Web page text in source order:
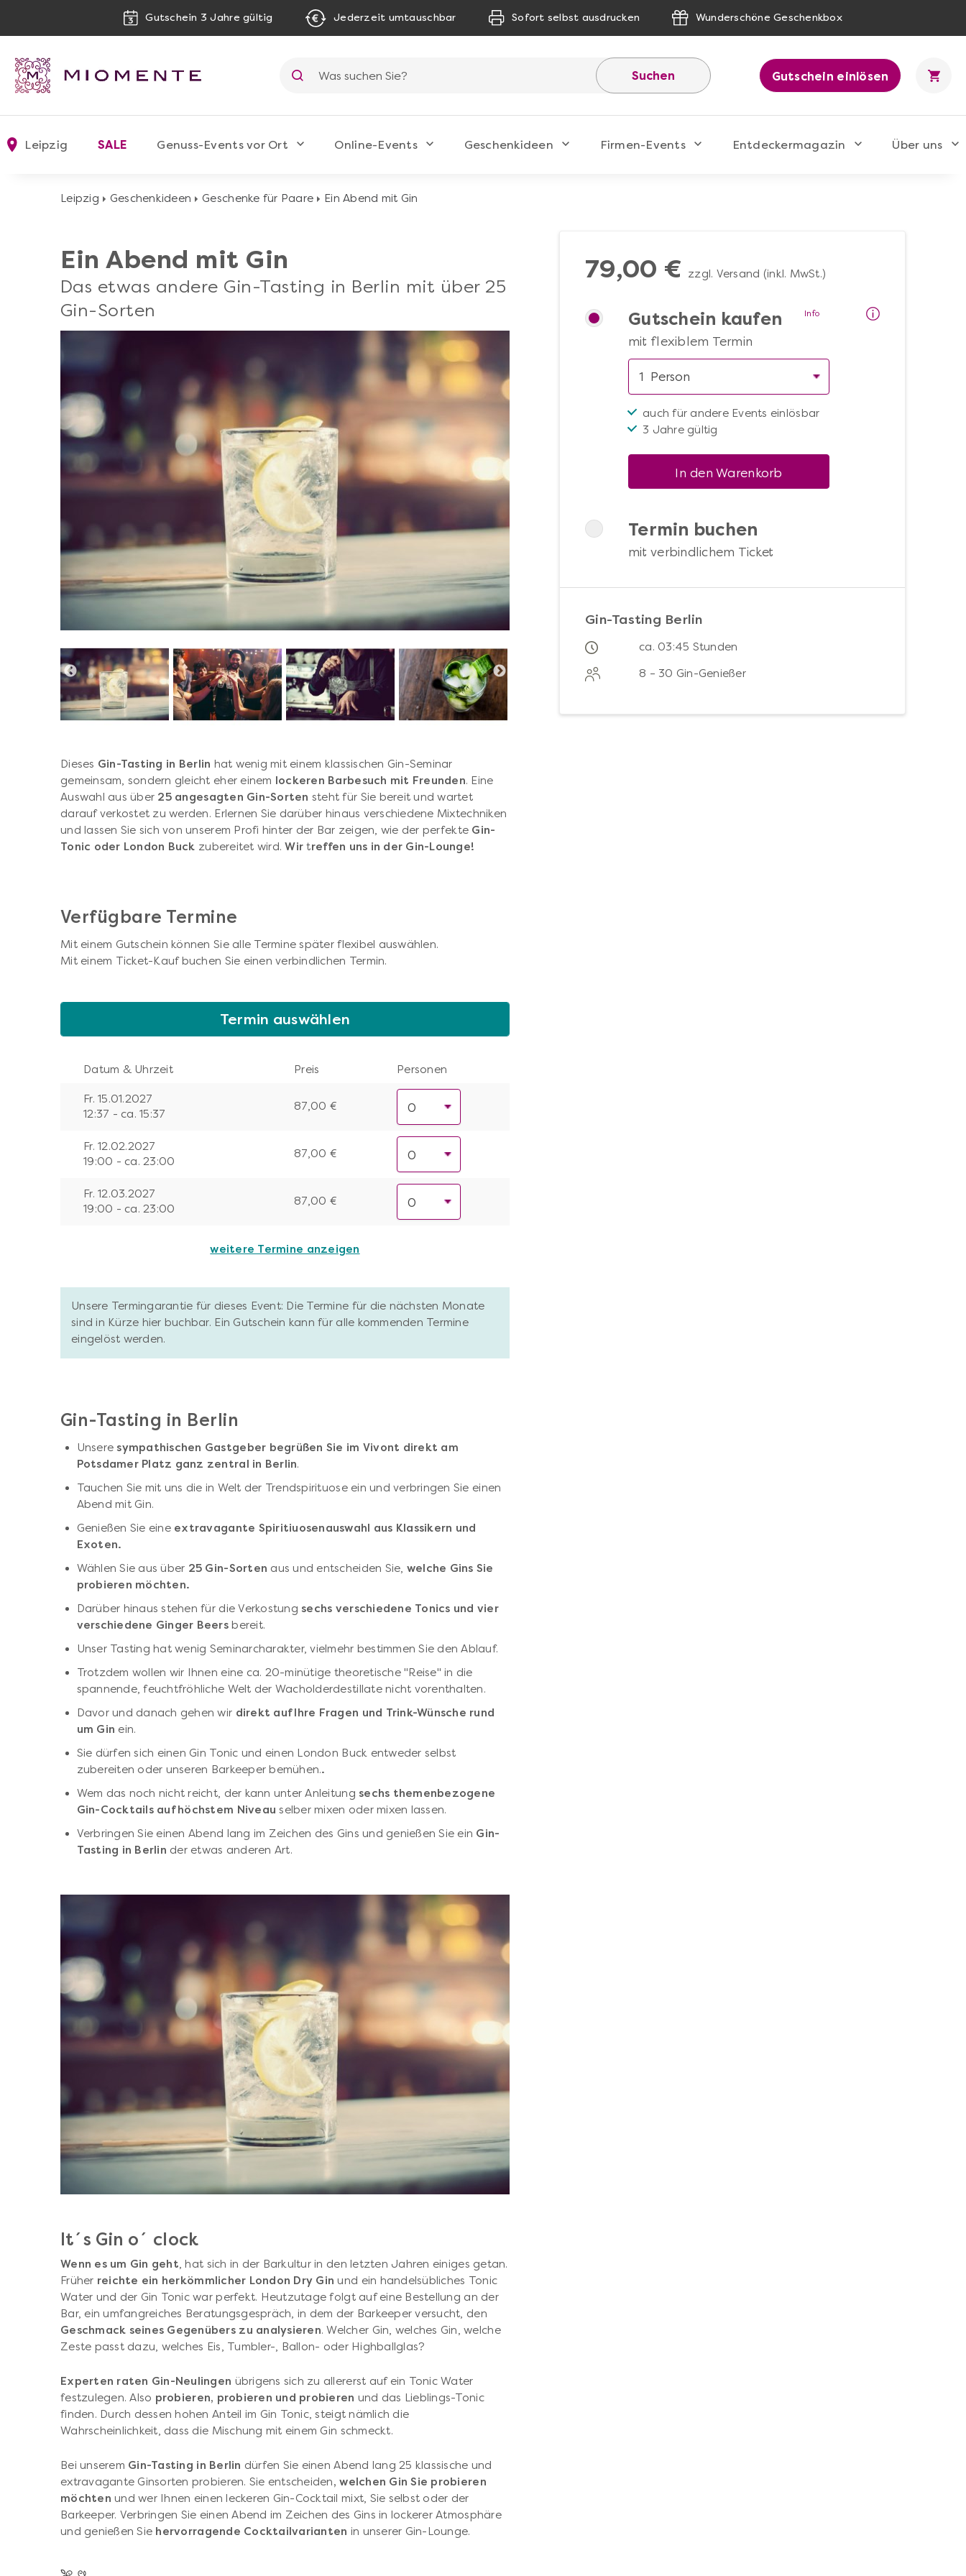
Gutschein 3 Jahre gültig Jederzeit umtauschbar Sofort selbst ausdrucken Wunderschöne Geschenkbox
Suchen Gutschein einlösen
Leipzig SALE Genuss-Events vor Ort Online-Events Geschenkideen Firmen-Events Entdeckermagazin Über uns
Leipzig Geschenkideen Geschenke für Paare Ein Abend mit Gin
Ein Abend mit Gin
Das etwas andere Gin-Tasting in Berlin mit über 25
Gin-Sorten
Dieses Gin-Tasting in Berlin hat wenig mit einem klassischen Gin-Seminar
gemeinsam, sondern gleicht eher einem lockeren Barbesuch mit Freunden. Eine
Auswahl aus über 25 angesagten Gin-Sorten steht für Sie bereit und wartet
darauf verkostet zu werden. Erlernen Sie darüber hinaus verschiedene Mixtechniken
und lassen Sie sich von unserem Profi hinter der Bar zeigen, wie der perfekte Gin-
Tonic oder London Buck zubereitet wird.Wir treffen uns in der Gin-Lounge!
Verfügbare Termine
Mit einem Gutschein können Sie alle Termine später flexibel auswählen.
Mit einem Ticket-Kauf buchen Sie einen verbindlichen Termin.
Termin auswählen
Datum & Uhrzeit Preis Personen
Fr. 15.01.2027
12:37 - ca. 15:37
87,00 €
Fr. 12.02.2027
19:00 - ca. 23:00
87,00 €
Fr. 12.03.2027
19:00 - ca. 23:00
87,00 €
weitere Termine anzeigen
Unsere Termingarantie für dieses Event: Die Termine für die nächsten Monate
sind in Kürze hier buchbar. Ein Gutschein kann für alle kommenden Termine
eingelöst werden.
Gin-Tasting in Berlin
Unsere sympathischen Gastgeber begrüßen Sie im Vivont direkt am
Potsdamer Platz ganz zentral in Berlin.
Tauchen Sie mit uns die in Welt der Trendspirituose ein und verbringen Sie einen
Abend mit Gin.
Genießen Sie eineextravagante Spiritiuosenauswahl aus Klassikern und
Exoten.
Wählen Sie aus über 25 Gin-Sorten aus und entscheiden Sie, welche Gins Sie
probieren möchten.
Darüber hinaus stehen für die Verkostung sechs verschiedene Tonics und vier
verschiedene Ginger Beers bereit.
Unser Tasting hat wenig Seminarcharakter, vielmehr bestimmen Sie den Ablauf.
Trotzdem wollen wir Ihnen eine ca. 20-minütige theoretische "Reise" in die
spannende, feuchtfröhliche Welt der Wacholderdestillate nicht vorenthalten.
Davor und danach gehen wir direkt auf Ihre Fragen und Trink-Wünsche rund
um Gin ein.
Sie dürfen sich einen Gin Tonic und einen London Buck entweder selbst
zubereiten oder unseren Barkeeper bemühen..
Wem das noch nicht reicht, der kann unter Anleitung sechs themenbezogene
Gin-Cocktails auf höchstem Niveau selber mixen oder mixen lassen.
Verbringen Sie einen Abend lang im Zeichen des Gins und genießen Sie ein Gin-
Tasting in Berlin der etwas anderen Art.
It´s Gin o´ clock
Wenn es um Gin geht, hat sich in der Barkultur in den letzten Jahren einiges getan.
Früher reichte ein herkömmlicher London Dry Gin und ein handelsübliches Tonic
Water und der Gin Tonic war perfekt. Heutzutage folgt auf eine Bestellung an der
Bar, ein umfangreiches Beratungsgespräch, in dem der Barkeeper versucht, den
Geschmack seines Gegenübers zu analysieren. Welcher Gin, welches Gin, welche
Zeste passt dazu, welches Eis, Tumbler-, Ballon- oder Highballglas?
Experten raten Gin-Neulingen übrigens sich zu allererst auf ein Tonic Water
festzulegen. Also probieren, probieren und probieren und das Lieblings-Tonic
finden. Durch dessen hohen Anteil im Gin Tonic, steigt nämlich die
Wahrscheinlichkeit, dass die Mischung mit einem Gin schmeckt.
Bei unserem Gin-Tasting in Berlin dürfen Sie einen Abend lang 25 klassische und
extravagante Ginsorten probieren. Sie entscheiden, welchen Gin Sie probieren
möchten und wer Ihnen einen leckeren Gin-Cocktail mixt, Sie selbst oder der
Barkeeper. Verbringen Sie einen Abend im Zeichen des Gins in lockerer Atmosphäre
und genießen Sie hervorragende Cocktailvarianten in unserer Gin-Lounge.
79,00 € zzgl. Versand (inkl. MwSt.)
Gutschein kaufen
mit flexiblem Termin
auch für andere Events einlösbar
3 Jahre gültig
In den Warenkorb
Termin buchen
mit verbindlichem Ticket
Info
Gin-Tasting Berlin
ca. 03:45 Stunden
8 – 30 Gin-Genießer